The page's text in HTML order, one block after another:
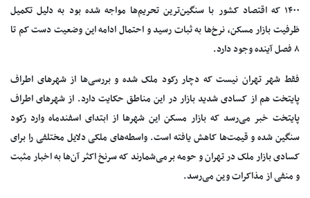
۱۴۰۰ که اقتصاد کشور با سنگین‌ترین تحریم‌ها مواجه شده بود به دلیل تکمیل
ظرفیت بازار مسکن، نرخ‌ها به ثبات رسید و احتمال ادامه این وضعیت دست کم تا
۸ فصل آینده وجود دارد.
فقط شهر تهران نیست که دچار رکود ملک شده و بررسی‌ها از شهر‌های اطراف
پایتخت هم از کسادی شدید بازار در این مناطق حکایت دارد. از شهر‌های اطراف
پایتخت خبر می‌رسد که بازار مسکن این شهر‌ها از ابتدای اسفندماه وارد رکود
سنگین شده و قیمت‌ها کاهش یافته است. واسطه‌های ملکی دلایل مختلفی را برای
کسادی بازار ملک در تهران و حومه برمی‌شمارند که سرنخ اکثر آن‌ها به اخبار مثبت
و منفی از مذاکرات وین می‌رسد.